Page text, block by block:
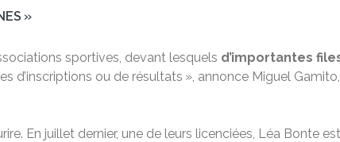
»
sportives, devant lesquels d’importantes
d’inscriptions ou de résultats », annonce Miguel
En juillet dernier, une de leurs licenciées, Léa Bonte